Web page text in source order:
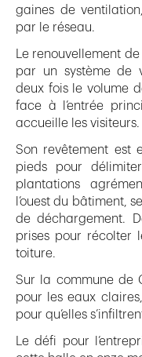
gaines de
par le réseau.
Le renouvellement
par un système de
deux fois le volume
face à l’entrée
accueille les visiteurs.
Son revêtement est
pieds pour
plantations
l’ouest du bâtiment,
de déchargement.
prises pour récolter
toiture.
Sur la commune de
pour les eaux
pour qu’elles
Le défi pour